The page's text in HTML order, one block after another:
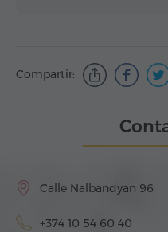
Compartir:
Calle Nalbandyan 96
+374 10 54 60 40